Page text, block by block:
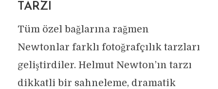
TARZI
Tüm özel bağlarına rağmen
Newtonlar farklı fotoğrafçılık tarzları
geliştirdiler. Helmut Newton’ın tarzı
dikkatli bir sahneleme, dramatik